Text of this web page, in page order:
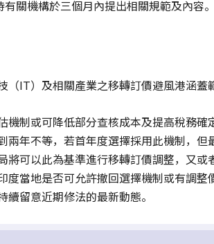
關機構於三個月內提出相關規範及內容。
（IT）及相關產業之移轉訂價避風港涵蓋
機制或可降低部分查核成本及提高稅務
兩年不等，若首年度選擇採用此機制，
將可以此為基準進行移轉訂價調整，又
度當地是否可允許撤回選擇機制或有調
留意近期修法的最新動態。